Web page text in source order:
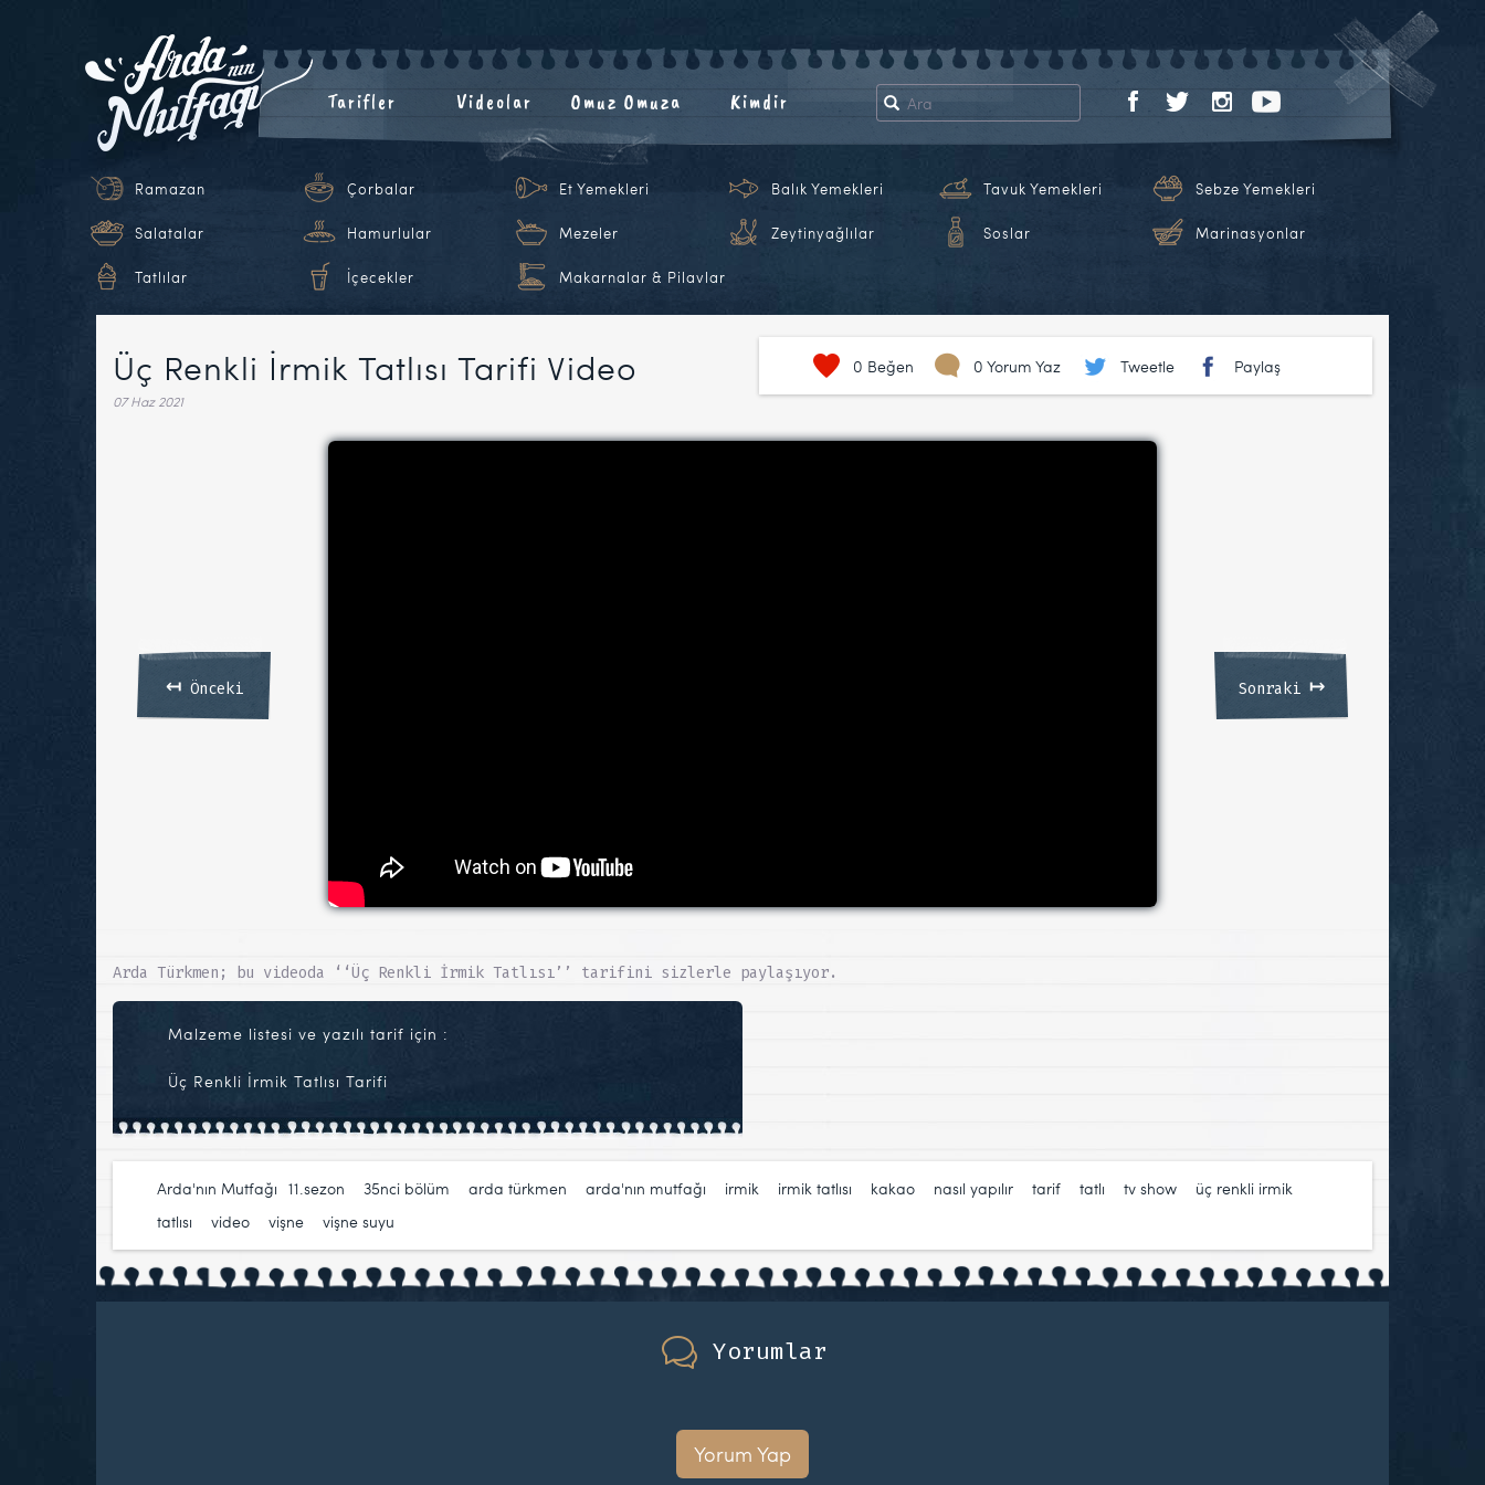
Tarifler Videolar Omuz Omuza Kimdir
Ramazan Çorbalar Et Yemekleri Balık Yemekleri Tavuk Yemekleri Sebze Yemekleri
Salatalar Hamurlular Mezeler Zeytinyağlılar Soslar Marinasyonlar
Tatlılar İçecekler Makarnalar & Pilavlar
Üç Renkli İrmik Tatlısı Tarifi Video
07 Haz 2021
0 Beğen 0 Yorum Yaz Tweetle Paylaş
↤Önceki Sonraki ↦
Arda Türkmen; bu videoda ‘‘Üç Renkli İrmik Tatlısı’’ tarifini sizlerle paylaşıyor.
Malzeme listesi ve yazılı tarif için :
Üç Renkli İrmik Tatlısı Tarifi
Arda'nın Mutfağı 11.sezon 35nci bölüm arda türkmen arda'nın mutfağı irmik irmik tatlısı kakao nasıl yapılır tarif tatlı tv show
üç renkli irmik
tatlısı
video vişne vişne suyu
Yorumlar
Yorum Yap